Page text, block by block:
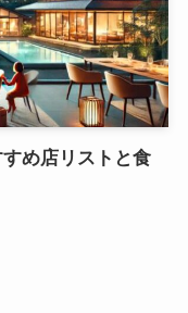
め店リストと食